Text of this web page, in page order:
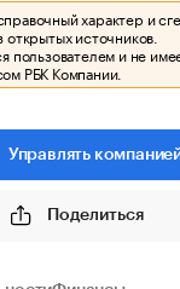
характер и
источников.
пользователем и не
РБК Компании.
Управлять
Поделиться